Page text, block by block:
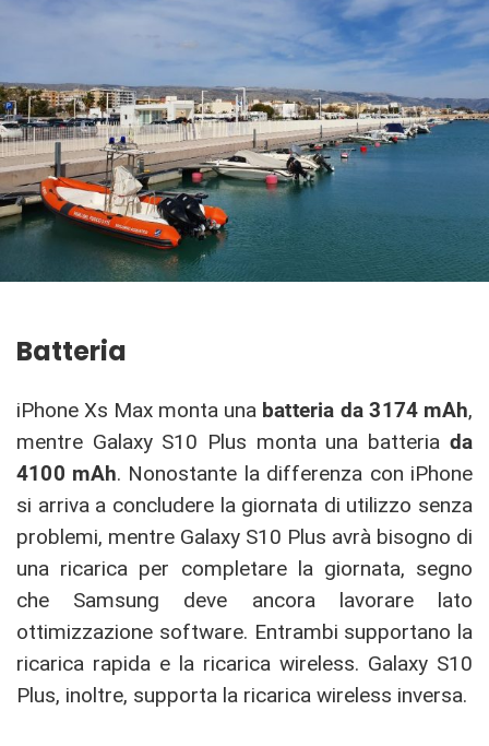
Batteria
iPhone Xs Max monta una batteria da 3174 mAh,
mentre Galaxy S10 Plus monta una batteria da
4100 mAh. Nonostante la differenza con iPhone
si arriva a concludere la giornata di utilizzo senza
problemi, mentre Galaxy S10 Plus avrà bisogno di
una ricarica per completare la giornata, segno
che Samsung deve ancora lavorare lato
ottimizzazione software. Entrambi supportano la
ricarica rapida e la ricarica wireless. Galaxy S10
Plus, inoltre, supporta la ricarica wireless inversa.